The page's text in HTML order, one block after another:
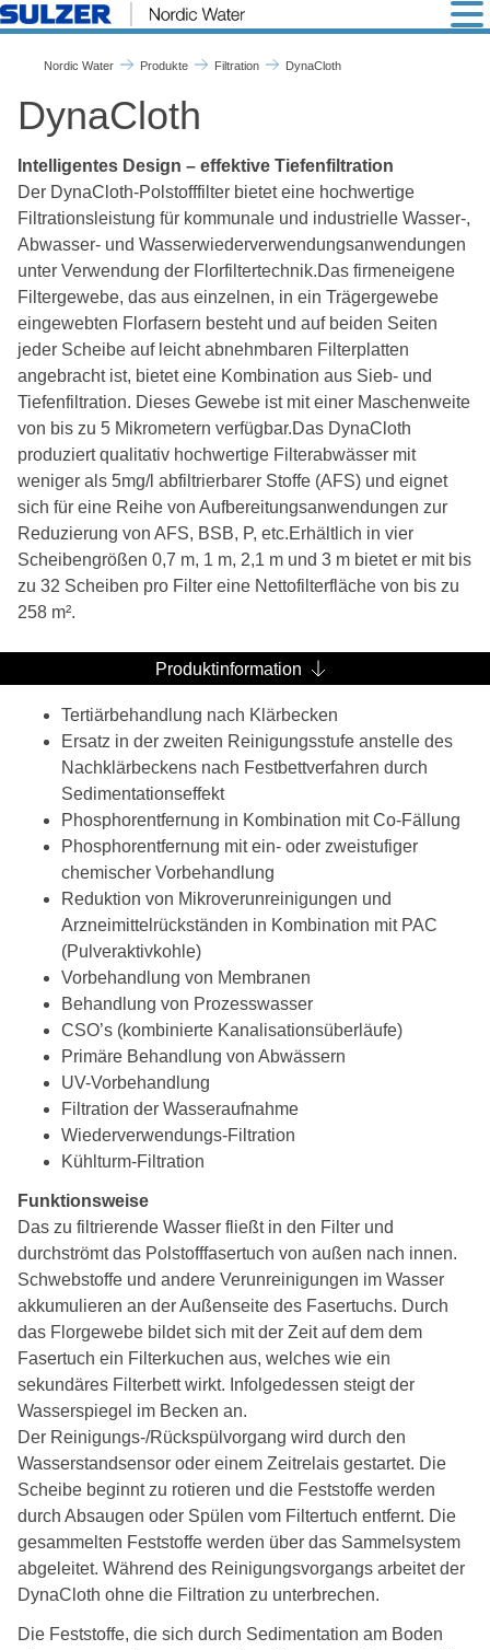
DynaCloth - Nordic Water
Nordic Water Produkte Filtration DynaCloth
DynaCloth
Intelligentes Design – effektive Tiefenfiltration
Der DynaCloth-Polstofffilter bietet eine hochwertige
Filtrationsleistung für kommunale und industrielle Wasser-,
Abwasser- und Wasserwiederverwendungsanwendungen
unter Verwendung der Florfiltertechnik.Das firmeneigene
Filtergewebe, das aus einzelnen, in ein Trägergewebe
eingewebten Florfasern besteht und auf beiden Seiten
jeder Scheibe auf leicht abnehmbaren Filterplatten
angebracht ist, bietet eine Kombination aus Sieb- und
Tiefenfiltration. Dieses Gewebe ist mit einer Maschenweite
von bis zu 5 Mikrometern verfügbar.Das DynaCloth
produziert qualitativ hochwertige Filterabwässer mit
weniger als 5mg/l abfiltrierbarer Stoffe (AFS) und eignet
sich für eine Reihe von Aufbereitungsanwendungen zur
Reduzierung von AFS, BSB, P, etc.Erhältlich in vier
Scheibengrößen 0,7 m, 1 m, 2,1 m und 3 m bietet er mit bis
zu 32 Scheiben pro Filter eine Nettofilterfläche von bis zu
258 m².
Produktinformation
Tertiärbehandlung nach Klärbecken
Ersatz in der zweiten Reinigungsstufe anstelle des
Nachklärbeckens nach Festbettverfahren durch
Sedimentationseffekt
Phosphorentfernung in Kombination mit Co-Fällung
Phosphorentfernung mit ein- oder zweistufiger
chemischer Vorbehandlung
Reduktion von Mikroverunreinigungen und
Arzneimittelrückständen in Kombination mit PAC
(Pulveraktivkohle)
Vorbehandlung von Membranen
Behandlung von Prozesswasser
CSO’s (kombinierte Kanalisationsüberläufe)
Primäre Behandlung von Abwässern
UV-Vorbehandlung
Filtration der Wasseraufnahme
Wiederverwendungs-Filtration
Kühlturm-Filtration
Funktionsweise
Das zu filtrierende Wasser fließt in den Filter und
durchströmt das Polstofffasertuch von außen nach innen.
Schwebstoffe und andere Verunreinigungen im Wasser
akkumulieren an der Außenseite des Fasertuchs. Durch
das Florgewebe bildet sich mit der Zeit auf dem dem
Fasertuch ein Filterkuchen aus, welches wie ein
sekundäres Filterbett wirkt. Infolgedessen steigt der
Wasserspiegel im Becken an.
Der Reinigungs-/Rückspülvorgang wird durch den
Wasserstandsensor oder einem Zeitrelais gestartet. Die
Scheibe beginnt zu rotieren und die Feststoffe werden
durch Absaugen oder Spülen vom Filtertuch entfernt. Die
gesammelten Feststoffe werden über das Sammelsystem
abgeleitet. Während des Reinigungsvorgangs arbeitet der
DynaCloth ohne die Filtration zu unterbrechen.
Die Feststoffe, die sich durch Sedimentation am Boden